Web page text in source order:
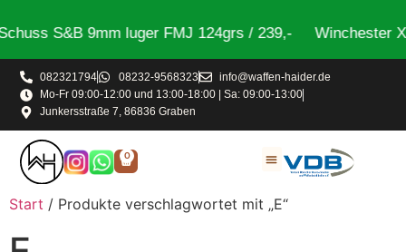
S&B 9mm luger FMJ 124grs / 239,- Winchester
082321794 08232-9568323
info@waffen-haider.de
Mo-Fr 09:00-12:00 und 13:00-18:00 | Sa: 09:00-13:00
Junkersstraße 7, 86836 Graben
0
Start / Produkte verschlagwortet mit „E“